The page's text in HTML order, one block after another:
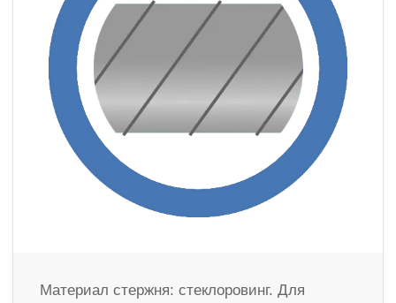
Материал стержня: стеклоровинг. Для